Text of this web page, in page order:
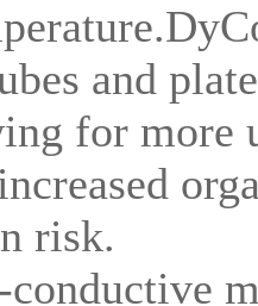
and
for more
risk.